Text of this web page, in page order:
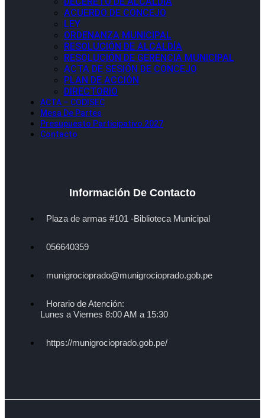
ACUERDO DE CONCEJO
LEY
ORDENANZA MUNICIPAL
RESOLUCIÓN DE ALCALDÍA
RESOLUCIÓN DE GERENCIA MUNICIPAL
ACTA DE SESIÓN DE CONCEJO
PLAN DE ACCIÓN
DIRECTORIO
ACTA – CODISEC
Mesa De Partes
Presupuesto Participativo 2027
Contacto
Información De Contacto
Plaza de armas #101 -Biblioteca Municipal
056640359
munigrocioprado@munigrocioprado.gob.pe
Horario de Atención:
Lunes a Viernes 8:00 AM a 15:30
https://munigrocioprado.gob.pe/